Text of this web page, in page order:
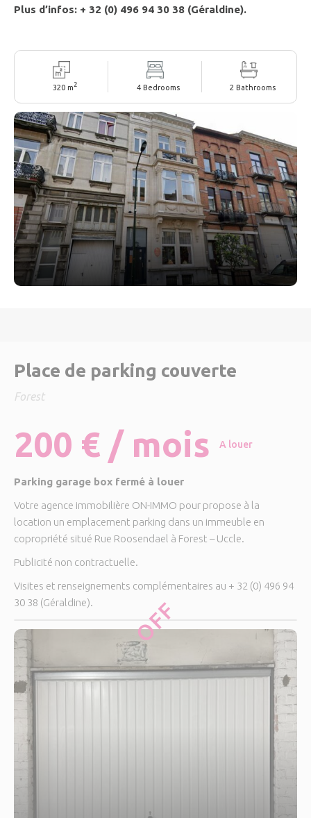
Plus d’infos: + 32 (0) 496 94 30 38 (Géraldine).
320 m 2 4 Bedrooms 2 Bathrooms
OFF
Place de parking couverte
Forest
200 € / mois A louer
Parking garage box fermé à louer
Votre agence immobilière ON-IMMO pour propose à la
location un emplacement parking dans un immeuble en
copropriété situé Rue Roosendael à Forest – Uccle.
Publicité non contractuelle.
Visites et renseignements complémentaires au + 32 (0) 496 94
30 38 (Géraldine).